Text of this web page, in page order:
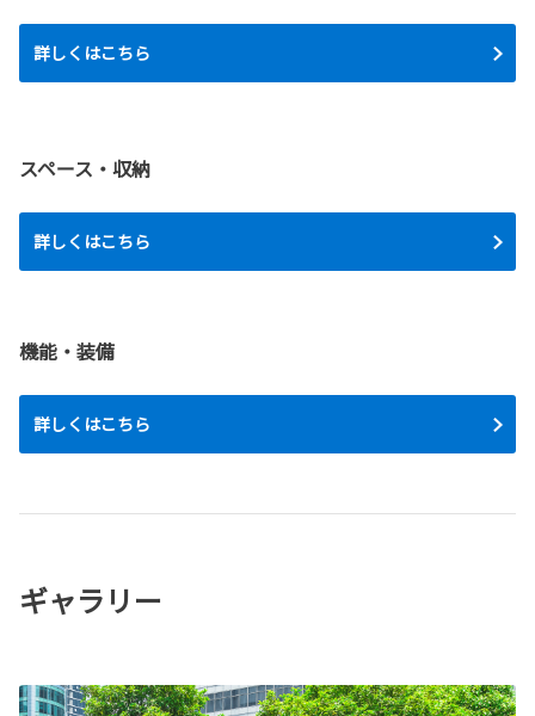
詳しくはこちら
スペース・収納
詳しくはこちら
機能・装備
詳しくはこちら
ギャラリー